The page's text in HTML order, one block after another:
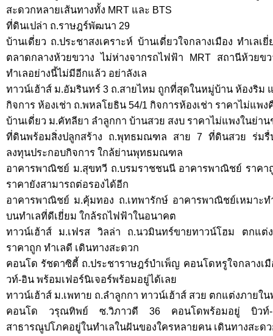
สะดวกหลายเส้นทางทั้ง MRT และ BTS
ที่ดินเปล่า ถ.ราษฎร์พัฒนา 29
บ้านเดี่ยว ถ.ประชาสงเคราะห์ บ้านเดี่ยวใจกลางเมือง ทำเลเ
ตลาดกลางห้วยขวาง ไม่ห่างจากรถไฟฟ้า MRT สถานีห้วยข
ทำเลอย่างนี้ไม่มีอีกแล้ว อย่าลังเล
ทาวน์เฮ้าส์ ม.อัมรินทร์ 3 ถ.สายไหม ถูกที่สุดในหมู่บ้าน ห้องริม
กิจการ ห้องเช่า ถ.พหลโยธิน 54/1 กิจการห้องเช่า ราคาไม่แพ
บ้านเดี่ยว ม.คัทลียา ลำลูกกา บ้านสวย สงบ ราคาไม่แพงในย่า
ที่ดินพร้อมสิ่งปลูกสร้าง ถ.พุทธมณฑล สาย 7 ที่ดินสวย ร่มรื่
ลงทุนประกอบกิจการ ใกล้ย่านพุทธมณฑล
อาคารพาณิชย์ ม.สุขทวี ถ.บรมราชชนนี อาคารพาณิชย์ ราคา
ราคายังสามารถต่อรองได้อีก
อาคารพาณิชย์ ม.คุ้มทอง ถ.เทพารักษ์ อาคารพาณิชย์เหมาะท
บนทำเลที่ดีเยี่ยม ใกล้รถไฟฟ้าในอนาคต
ทาวน์เฮ้าส์ ม.เฟรส วิลล่า ถ.นวมินทร์ขายทาวน์โฮม ตกแต่
ราคาถูก ทำเลดี เดินทางสะดวก
คอนโด รัชดาซิตี้ ถ.ประชาราษฎร์บำเพ็ญ คอนโดหรูใจกลางเ
วท์-อิน พร้อมเฟอร์นิเจอร์พร้อมอยู่ได้เลย
ทาวน์เฮ้าส์ ม.เพทาย ถ.ลำลูกกา ทาวน์เฮ้าส์ สวย ตกแต่งภายใ
คอนโด วรุณทิพย์ ซ.วิภาวดี 36 คอนโดพร้อมอยู่ บิวท์-
สาธารณูปโภคอยู่ในทำเลในฝันของใครหลายคน เดินทางสะด